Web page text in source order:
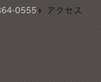
0555 アクセス